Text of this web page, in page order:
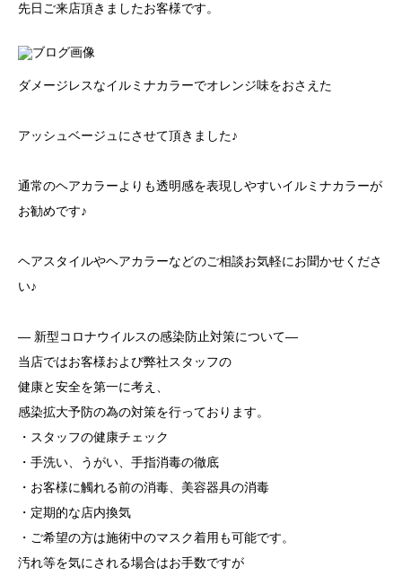
先日ご来店頂きましたお客様です。
ダメージレスなイルミナカラーでオレンジ味をおさえた
アッシュベージュにさせて頂きました♪
通常のヘアカラーよりも透明感を表現しやすいイルミナカラーが
お勧めです♪
ヘアスタイルやヘアカラーなどのご相談お気軽にお聞かせくださ
い♪
― 新型コロナウイルスの感染防止対策について―
当店ではお客様および弊社スタッフの
健康と安全を第一に考え、
感染拡大予防の為の対策を行っております。
・スタッフの健康チェック
・手洗い、うがい、手指消毒の徹底
・お客様に觸れる前の消毒、美容器具の消毒
・定期的な店内換気
・ご希望の方は施術中のマスク着用も可能です。
汚れ等を気にされる場合はお手数ですが